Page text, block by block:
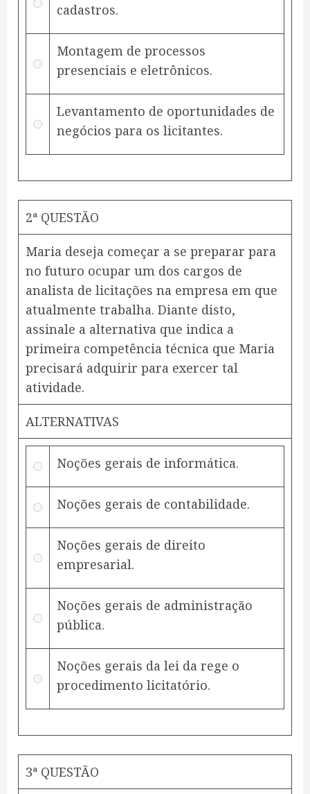
cadastros.
Montagem de processos
presenciais e eletrônicos.
Levantamento de oportunidades de
negócios para os licitantes.
2ª QUESTÃO
Maria deseja começar a se preparar para
no futuro ocupar um dos cargos de
analista de licitações na empresa em que
atualmente trabalha. Diante disto,
assinale a alternativa que indica a
primeira competência técnica que Maria
precisará adquirir para exercer tal
atividade.
ALTERNATIVAS
Noções gerais de informática.
Noções gerais de contabilidade.
Noções gerais de direito
empresarial.
Noções gerais de administração
pública.
Noções gerais da lei da rege o
procedimento licitatório.
3ª QUESTÃO